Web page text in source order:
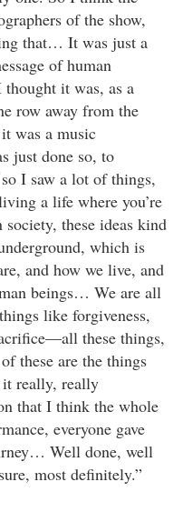
of the show,
that… It was just a
of human
it was, as a
row away from the
was a music
just done so, to
I saw a lot of things,
a life where you’re
these ideas kind
which is
and how we live, and
beings… We are all
like forgiveness,
these things,
these are the things
really, really
that I think the whole
everyone gave
Well done, well
most definitely.”